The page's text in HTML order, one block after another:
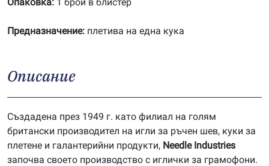
Предназначение: плетива на една кука
Описание
Създадена през 1949 г. като филиал на голям
британски производител на игли за ръчен шев, куки за
плетене и галантерийни продукти, Needle Industries
започва своето производство с иглички за грамофони.